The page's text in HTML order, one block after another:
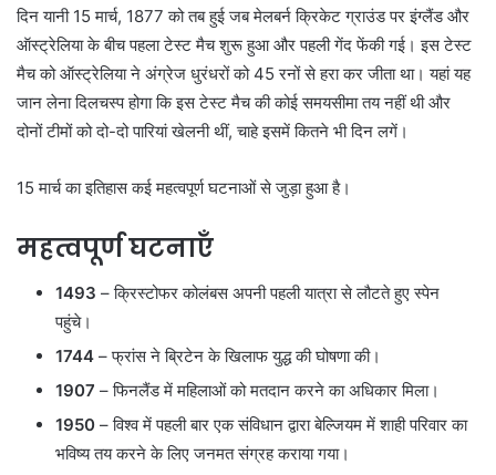
दिन यानी 15 मार्च, 1877 को तब हुई जब मेलबर्न क्रिकेट ग्राउंड पर इंग्लैंड और
ऑस्ट्रेलिया के बीच पहला टेस्ट मैच शुरू हुआ और पहली गेंद फेंकी गई। इस टेस्ट
मैच को ऑस्ट्रेलिया ने अंग्रेज धुरंधरों को 45 रनों से हरा कर जीता था। यहां यह
जान लेना दिलचस्प होगा कि इस टेस्ट मैच की कोई समयसीमा तय नहीं थी और
दोनों टीमों को दो-दो पारियां खेलनी थीं, चाहे इसमें कितने भी दिन लगें।
15 मार्च का इतिहास कई महत्वपूर्ण घटनाओं से जुड़ा हुआ है।
महत्वपूर्ण घटनाएँ
1493 – क्रिस्टोफर कोलंबस अपनी पहली यात्रा से लौटते हुए स्पेन
पहुंचे।
1744 – फ्रांस ने ब्रिटेन के खिलाफ युद्ध की घोषणा की।
1907 – फिनलैंड में महिलाओं को मतदान करने का अधिकार मिला।
1950 – विश्व में पहली बार एक संविधान द्वारा बेल्जियम में शाही परिवार का
भविष्य तय करने के लिए जनमत संग्रह कराया गया।